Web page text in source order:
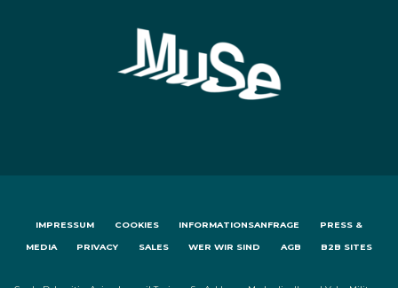
IMPRESSUM COOKIES INFORMATIONSANFRAGE PRESS &
MEDIA PRIVACY SALES WER WIR SIND AGB B2B SITES